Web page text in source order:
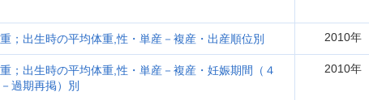
；出生時の平均体重,性・単産－複産・出産順位別 2010年
；出生時の平均体重,性・単産－複産・妊娠期間（４
過期再掲）別
2010年